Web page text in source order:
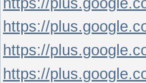
https://
https://
https://